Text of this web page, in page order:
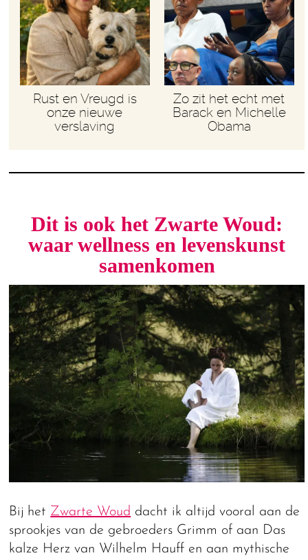
Rust en Vreugd is
onze nieuwe
verslaving
Zo zit het echt met
Barack en Michelle
Obama
Dit is ook het Zwarte Woud:
waar wellness en levenskunst
samenkomen
Bij het Zwarte Woud dacht ik altijd vooral aan de
sprookjes van de gebroeders Grimm of aan Das
kalze Herz van Wilhelm Hauff en aan mythische